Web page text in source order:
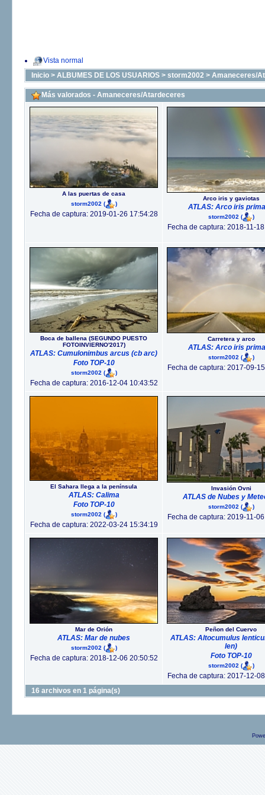
Vista normal
Inicio > ALBUMES DE LOS USUARIOS > storm2002 > Amaneceres/
Más valorados - Amaneceres/Atardeceres
A las puertas de casa
storm2002 ( )
Fecha de captura: 2019-01-26 17:54:28
Arco iris y gaviotas
ATLAS: Arco iris
storm2002 ( )
Fecha de captura: 2018-11-
Boca de ballena (SEGUNDO PUESTO
FOTOINVIERNO'2017)
ATLAS: Cumulonimbus arcus (cb arc)
Foto TOP-10
storm2002 ( )
Fecha de captura: 2016-12-04 10:43:52
Carretera y arco
ATLAS: Arco iris
storm2002 ( )
Fecha de captura: 2017-09-
El Sahara llega a la península
ATLAS: Calima
Foto TOP-10
storm2002 ( )
Fecha de captura: 2022-03-24 15:34:19
Invasión Ovni
ATLAS de Nubes y
storm2002 ( )
Fecha de captura: 2019-11-
Mar de Orión
ATLAS: Mar de nubes
storm2002 ( )
Fecha de captura: 2018-12-06 20:50:52
Peñon del Cuervo
ATLAS: Altocumulus
len)
Foto TOP-10
storm2002 ( )
Fecha de captura: 2017-12-
16 archivos en 1 página(s)